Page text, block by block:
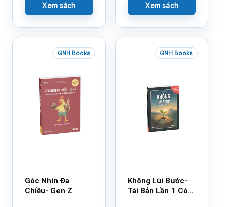
Xem sách Xem sách
GNH Books
Góc Nhìn Đa
Chiều- Gen Z
GNH Books
Không Lùi Bước-
Tái Bản Lần 1 Có